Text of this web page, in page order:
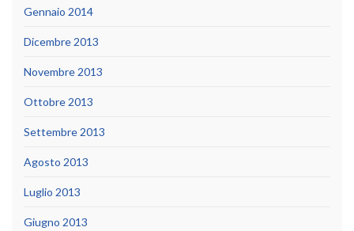
Gennaio 2014
Dicembre 2013
Novembre 2013
Ottobre 2013
Settembre 2013
Agosto 2013
Luglio 2013
Giugno 2013